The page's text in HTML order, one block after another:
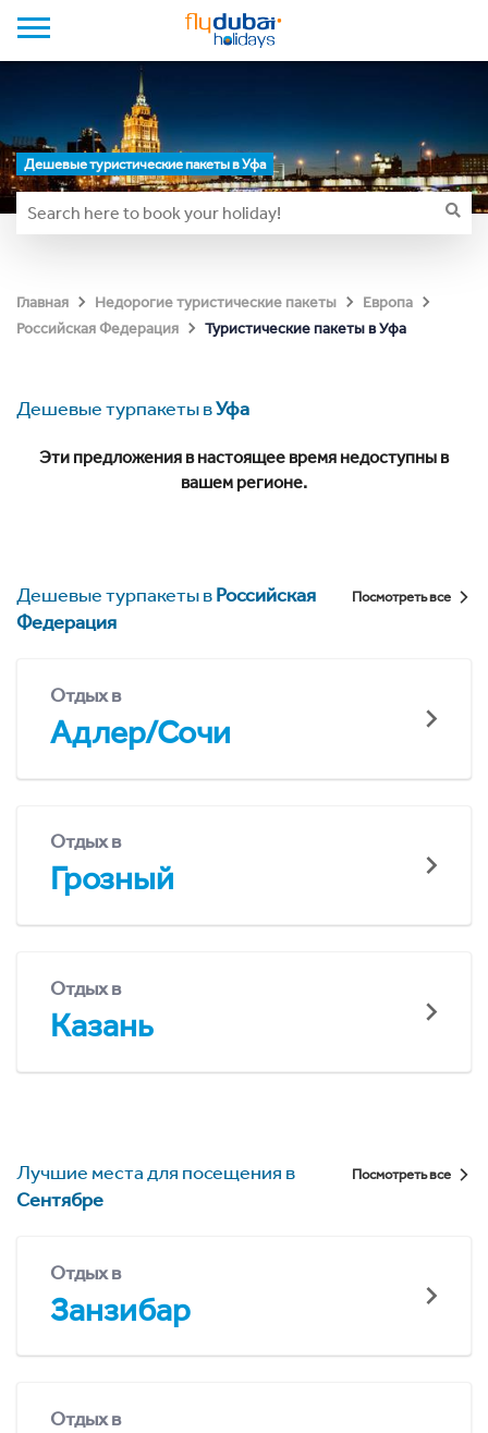
Дешевые туристические пакеты в Уфа
Главная Недорогие туристические пакеты
Европа
Российская Федерация
Туристические пакеты в Уфа
Дешевые турпакеты вУфа
Эти предложения в настоящее время недоступны в
вашем регионе.
Дешевые турпакеты вРоссийская
Федерация
Посмотреть все
Отдых в
Адлер/Сочи
Отдых в
Грозный
Отдых в
Казань
Лучшие места для посещения в
Сентябре
Посмотреть все
Отдых в
Занзибар
Отдых в